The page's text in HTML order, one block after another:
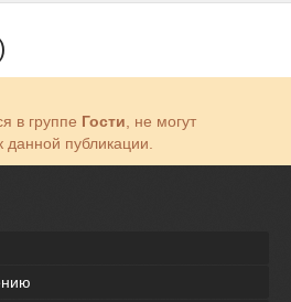
в группе Гости, не могут
данной публикации.